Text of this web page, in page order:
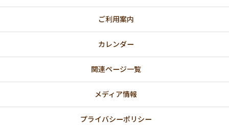
ご利用案内
カレンダー
関連ページ一覧
メディア情報
プライバシーポリシー